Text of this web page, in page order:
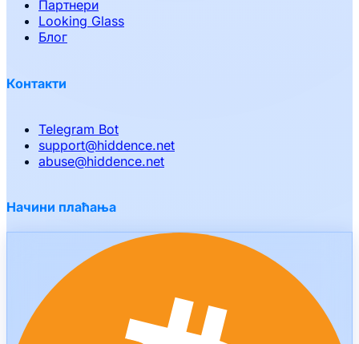
Партнери
Looking Glass
Блог
Контакти
Telegram Bot
support@hiddence.net
abuse@hiddence.net
Начини плаћања